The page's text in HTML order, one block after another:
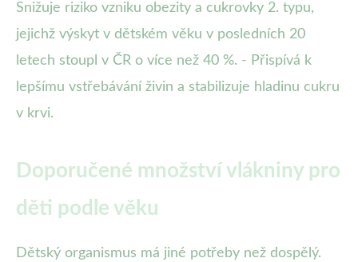
Snižuje riziko vzniku obezity a cukrovky 2. typu,
jejichž výskyt v dětském věku v posledních 20
letech stoupl v ČR o více než 40 %. - Přispívá k
lepšímu vstřebávání živin a stabilizuje hladinu cukru
v krvi.
Doporučené množství vlákniny pro
děti podle věku
Dětský organismus má jiné potřeby než dospělý.